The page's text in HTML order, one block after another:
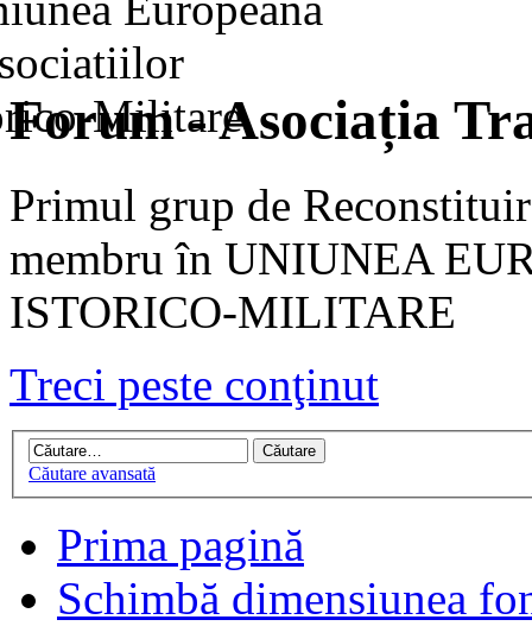
Forum - Asociația
Primul grup de
membru în UNIUNEA
ISTORICO-MILITARE
Treci peste conţinut
Căutare avansată
Prima pagină
Schimbă dimensiunea